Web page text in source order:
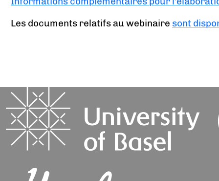
Les documents relatifs au webinaire sont